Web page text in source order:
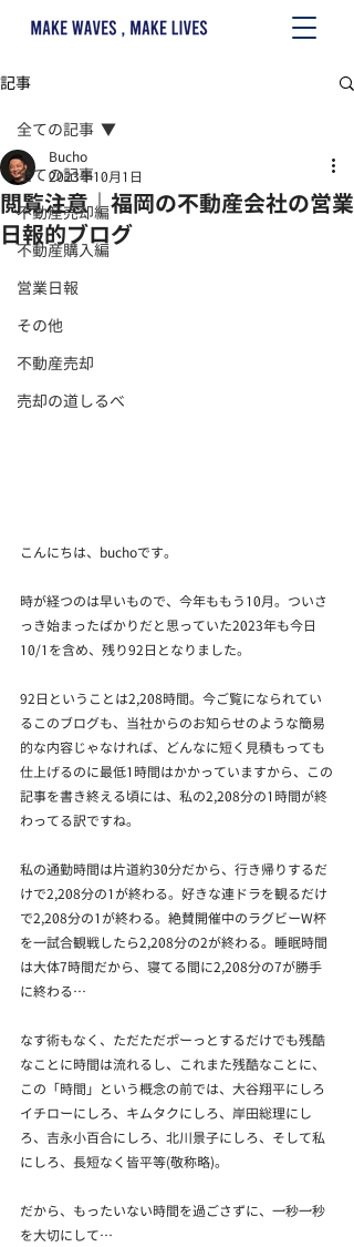
記事
全ての記事
不動産売却編
不動産購入編
営業日報
その他
不動産売却
売却の道しるべ
全ての記事
閲覧注意｜福岡の不動産会社の営業
日報的ブログ
Bucho
2023年10月1日
こんにちは、buchoです。
時が経つのは早いもので、今年ももう10月。ついさ
っき始まったばかりだと思っていた2023年も今日
10/1を含め、残り92日となりました。
92日ということは2,208時間。今ご覧になられてい
るこのブログも、当社からのお知らせのような簡易
的な内容じゃなければ、どんなに短く見積もっても
仕上げるのに最低1時間はかかっていますから、この
記事を書き終える頃には、私の2,208分の1時間が終
わってる訳ですね。
私の通勤時間は片道約30分だから、行き帰りするだ
けで2,208分の1が終わる。好きな連ドラを観るだけ
で2,208分の1が終わる。絶賛開催中のラグビーW杯
を一試合観戦したら2,208分の2が終わる。睡眠時間
は大体7時間だから、寝てる間に2,208分の7が勝手
に終わる…
なす術もなく、ただただポーっとするだけでも残酷
なことに時間は流れるし、これまた残酷なことに、
この「時間」という概念の前では、大谷翔平にしろ
イチローにしろ、キムタクにしろ、岸田総理にし
ろ、吉永小百合にしろ、北川景子にしろ、そして私
にしろ、長短なく皆平等(敬称略)。
だから、もったいない時間を過ごさずに、一秒一秒
を大切にして…